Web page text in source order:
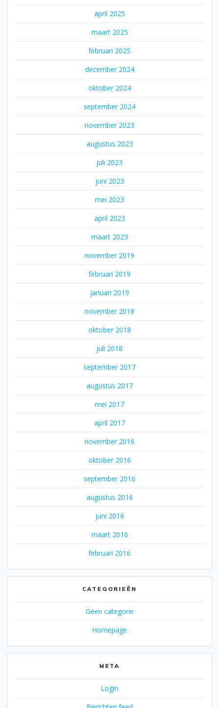
april 2025
maart 2025
februari 2025
december 2024
oktober 2024
september 2024
november 2023
augustus 2023
juli 2023
juni 2023
mei 2023
april 2023
maart 2023
november 2019
februari 2019
januari 2019
november 2018
oktober 2018
juli 2018
september 2017
augustus 2017
mei 2017
april 2017
november 2016
oktober 2016
september 2016
augustus 2016
juni 2016
maart 2016
februari 2016
CATEGORIEËN
Geen categorie
Homepage
META
Login